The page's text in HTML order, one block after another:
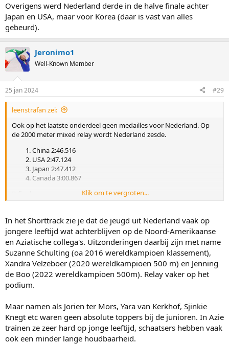
Overigens werd Nederland derde in de halve finale achter
Japan en USA, maar voor Korea (daar is vast van alles
gebeurd).
Jeronimo1
Well-Known Member
25 jan 2024 #29
leenstrafan zei:
Ook op het laatste onderdeel geen medailles voor Nederland. Op
de 2000 meter mixed relay wordt Nederland zesde.
China 2:46.516
USA 2:47.124
Japan 2:47.412
Canada 3:00.867
Nederland 2:47.593
Hongarije 2:54.403
Overigens werd Nederland derde in de halve finale achter Japan en
USA, maar voor Korea (daar is vast van alles gebeurd).
Klik om te vergroten...
In het Shorttrack zie je dat de jeugd uit Nederland vaak op
jongere leeftijd wat achterblijven op de Noord-Amerikaanse
en Aziatische collega's. Uitzonderingen daarbij zijn met name
Suzanne Schulting (oa 2016 wereldkampioen klassement),
Xandra Velzeboer (2020 wereldkampioen 500 m) en Jenning
de Boo (2022 wereldkampioen 500m). Relay vaker op het
podium.
Maar namen als Jorien ter Mors, Yara van Kerkhof, Sjinkie
Knegt etc waren geen absolute toppers bij de junioren. In Azie
trainen ze zeer hard op jonge leeftijd, schaatsers hebben vaak
ook een minder lange houdbaarheid.